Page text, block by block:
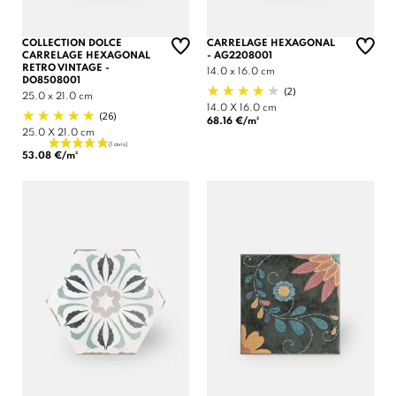
COLLECTION DOLCE
CARRELAGE HEXAGONAL
RETRO VINTAGE -
DO8508001
25.0 x 21.0 cm
(26)
25.0 X 21.0 cm
53.08 €/m²
CARRELAGE HEXAGONAL
- AG2208001
14.0 x 16.0 cm
(2)
14.0 X 16.0 cm
68.16 €/m²